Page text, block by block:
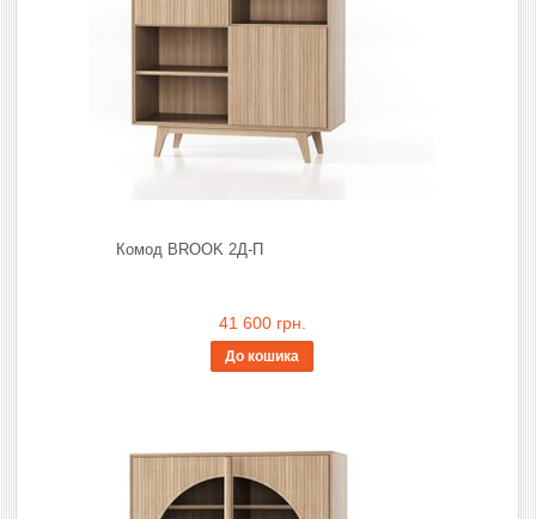
Комод BROOK 2Д-П
41 600 грн.
До кошика